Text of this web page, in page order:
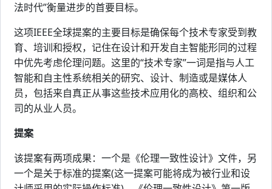
法时代”衡量进步的首要目标。
这项IEEE全球提案的主要目标是确保每个技术专家受到教
育、培训和授权，记住在设计和开发自主智能形同的过程
中优先考虑伦理问题。这里的“技术专家”一词是指与人工
智能和自主性系统相关的研究、设计、制造或是媒体人
员，包括来自真正从事这些技术应用化的高校、组织和公
司的从业人员。
提案
该提案有两项成果：一个是《伦理一致性设计》文件，另
一个是关于标准的提案(这一提案可能将成为被行业和设